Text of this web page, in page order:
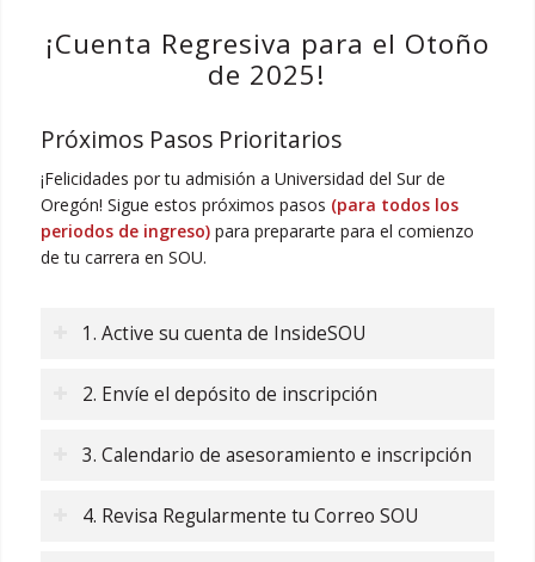
¡Cuenta Regresiva para el Otoño
de 2025!
Próximos Pasos Prioritarios
¡Felicidades por tu admisión a Universidad del Sur de
Oregón! Sigue estos próximos pasos (para todos los
periodos de ingreso)para prepararte para el comienzo
de tu carrera en SOU.
1. Active su cuenta de InsideSOU
2. Envíe el depósito de inscripción
3. Calendario de asesoramiento e inscripción
4. Revisa Regularmente tu Correo SOU